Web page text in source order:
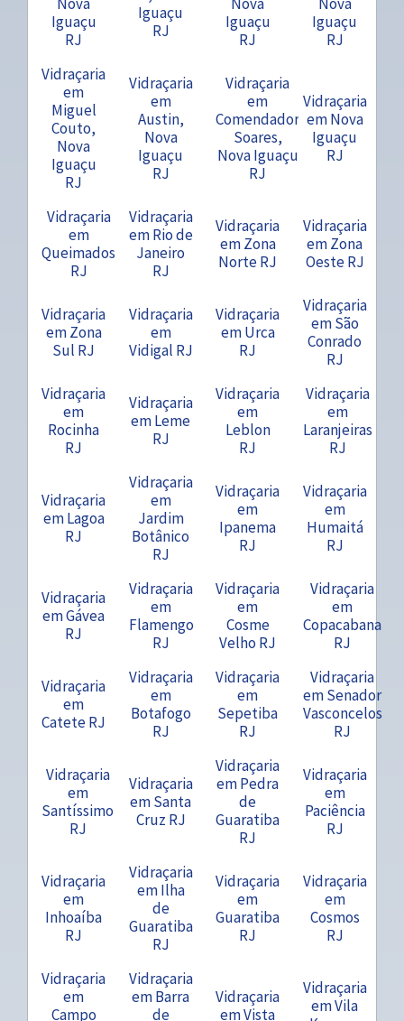
Iguaçu
RJ
Iguaçu
RJ
Iguaçu
RJ
Iguaçu
RJ
Vidraçaria
em
Miguel
Couto,
Nova
Iguaçu
RJ
Vidraçaria
em
Austin,
Nova
Iguaçu
RJ
Vidraçaria
em
Comendador
Soares,
Nova Iguaçu
RJ
Vidraçaria
em Nova
Iguaçu
RJ
Vidraçaria
em
Queimados
RJ
Vidraçaria
em Rio de
Janeiro
RJ
Vidraçaria
em Zona
Norte RJ
Vidraçaria
em Zona
Oeste RJ
Vidraçaria
em Zona
Sul RJ
Vidraçaria
em
Vidigal RJ
Vidraçaria
em Urca
RJ
Vidraçaria
em São
Conrado
RJ
Vidraçaria
em
Rocinha
RJ
Vidraçaria
em Leme
RJ
Vidraçaria
em
Leblon
RJ
Vidraçaria
em
Laranjeiras
RJ
Vidraçaria
em Lagoa
RJ
Vidraçaria
em
Jardim
Botânico
RJ
Vidraçaria
em
Ipanema
RJ
Vidraçaria
em
Humaitá
RJ
Vidraçaria
em Gávea
RJ
Vidraçaria
em
Flamengo
RJ
Vidraçaria
em
Cosme
Velho RJ
Vidraçaria
em
Copacabana
RJ
Vidraçaria
em
Catete RJ
Vidraçaria
em
Botafogo
RJ
Vidraçaria
em
Sepetiba
RJ
Vidraçaria
em Senador
Vasconcelos
RJ
Vidraçaria
em
Santíssimo
RJ
Vidraçaria
em Santa
Cruz RJ
Vidraçaria
em Pedra
de
Guaratiba
RJ
Vidraçaria
em
Paciência
RJ
Vidraçaria
em
Inhoaíba
RJ
Vidraçaria
em Ilha
de
Guaratiba
RJ
Vidraçaria
em
Guaratiba
RJ
Vidraçaria
em
Cosmos
RJ
Vidraçaria
em
Campo
Vidraçaria
em Barra
de
Vidraçaria
em Vista
Vidraçaria
em Vila